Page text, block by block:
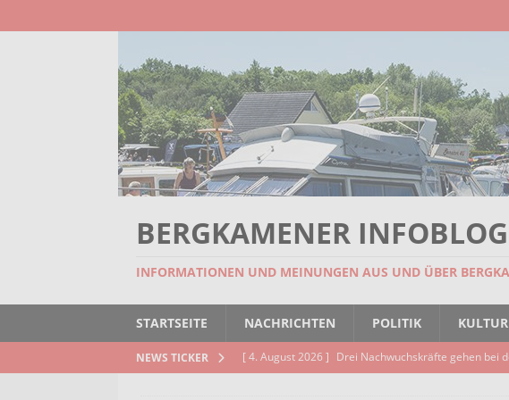
BERGKAMENER INFOBLOG
INFORMATIONEN UND MEINUNGEN AUS UND ÜBER
STARTSEITE NACHRICHTEN POLITIK KULTUR
NEWS TICKER [ 4. August 2026 ] Drei Nachwuchskräfte gehen bei